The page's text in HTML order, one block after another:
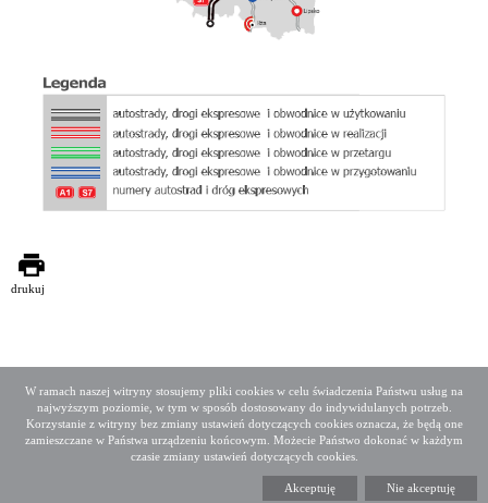
W ramach naszej witryny stosujemy pliki cookies w celu świadczenia Państwu usług na
najwyższym poziomie, w tym w sposób dostosowany do indywidulanych potrzeb.
Korzystanie z witryny bez zmiany ustawień dotyczących cookies oznacza, że będą one
zamieszczane w Państwa urządzeniu końcowym. Możecie Państwo dokonać w każdym
czasie zmiany ustawień dotyczących cookies.
Akceptuję Nie akceptuję
drukuj
Deklaracja dostępności
Mapa serwisu
Media społecznościowe
Twitter Facebook Linkedin
Copyright 2015 GDDKiA
ul. Wronia 53, 00-874 Warszawa, Tel +48 22 375 88 88